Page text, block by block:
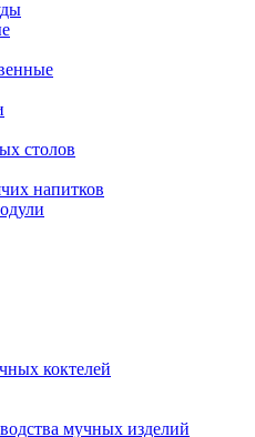
столов
напитков
коктелей
мучных изделий